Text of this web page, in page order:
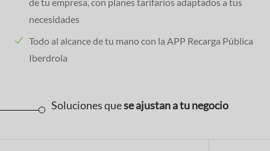
necesidades
Todo al alcance de tu mano con la APP Recarga Pública
Iberdrola
Soluciones quese ajustan a tu negocio